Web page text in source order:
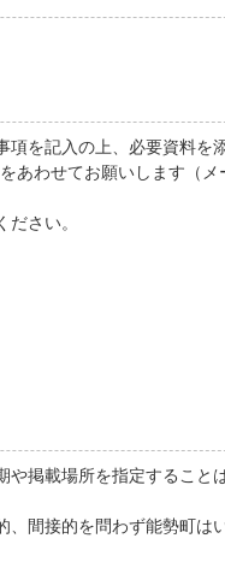
を記入の上、必要資料を添
あわせてお願いします（メ
さい。
掲載場所を指定すること
、間接的を問わず能勢町は